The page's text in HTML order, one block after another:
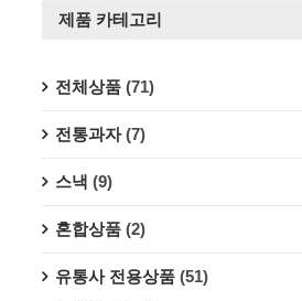
제품 카테고리
전체상품 (71)
전통과자 (7)
스낵 (9)
혼합상품 (2)
유통사 전용상품 (51)